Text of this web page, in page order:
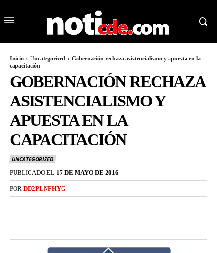
Inicio Uncategorized
Gobernación rechaza asistencialismo y apuesta en la
capacitación
GOBERNACIÓN RECHAZA
ASISTENCIALISMO Y
APUESTA EN LA
CAPACITACIÓN
UNCATEGORIZED
PUBLICADO EL 17 DE MAYO DE 2016
POR DD2PLNFHYG